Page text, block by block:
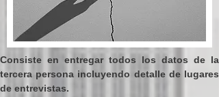
Consiste en entregar todos los datos de la
tercera persona incluyendo detalle de lugares
de entrevistas.